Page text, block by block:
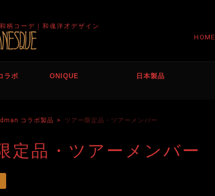
柄コーデ｜和魂洋才デザイン
HOME
ラボ
ONIQUE 日本製品
コラボ製品 ツアー限定品・ツアーメンバー
定品・ツアーメンバー